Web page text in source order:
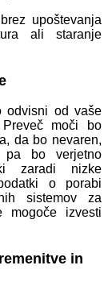
upoštevanja
ali staranje
odvisni od vaše
Preveč moči bo
da bo nevaren,
pa bo verjetno
zaradi nizke
o porabi
sistemov za
izvesti
in